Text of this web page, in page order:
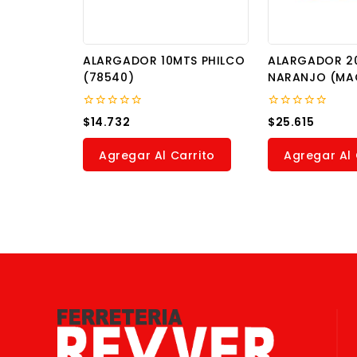
ALARGADOR 10MTS PHILCO
(78540)
0
out
of
$14.732
Agregar Al Carrito
ALARGADOR
NARANJO
0
out
of
$25.615
Agregar Al